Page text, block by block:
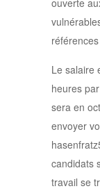
ouverte
Le salaire
heures
sera en
envoyer
candidats
travail se